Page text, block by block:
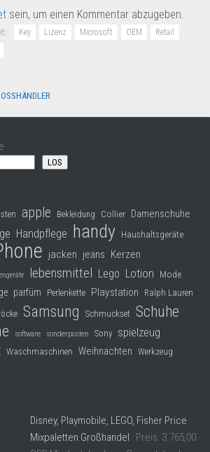
sein, um einen Kommentar abzugeben.
Key Lizenz Microsoft OEM
Retail
·
LOS
apple Bekleidung Collier Damenschuhe
Handpflege handy Haushaltsgeräte
jacken jeans Kerzen
lebensmittel Lego Lotion Mode
parfüm Perlenkette Playstation Ralph Lauren
Samsung Schmuckset Schuhe
software sonderposten Sony spielzeug
Waschmaschinen Weihnachten Werkzeug
Disney, Playmobile, LEGO, Fisher Price
Mixpaletten Großhandel
Preis: 3.765,00